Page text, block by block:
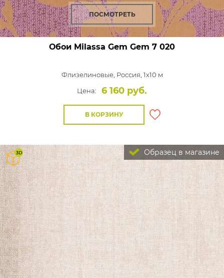
ПОСМОТРЕТЬ
Обои Milassa Gem Gem 7 020
Флизелиновые, Россия, 1x10 м
Цена:
6 160 руб.
В КОРЗИНУ
Образец в магазине